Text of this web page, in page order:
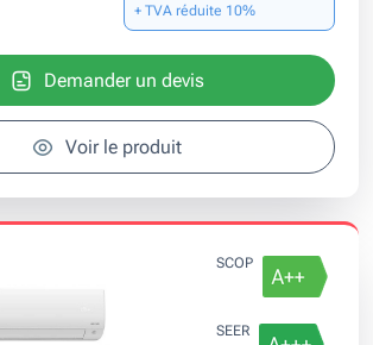
+ TVA réduite 10%
Demander un devis
Voir le produit
SCOP
SEER